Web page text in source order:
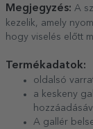
Megjegyzés: A
kezelik, amely
hogy viselés előtt
Termékadatok:
oldalsó
a keskeny
A gallér